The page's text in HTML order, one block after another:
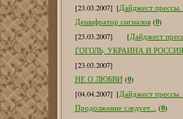
[23.03.2007] [Дайджест прессы.
Дешифратор сигналов (0)
[23.03.2007]
[Дайджест
ГОГОЛЬ, УКРАИНА И РОССИЯ
[23.03.2007]
НЕ О ЛЮБВИ (0)
[04.04.2007] [Дайджест прессы.
Продолжение следует... (0)